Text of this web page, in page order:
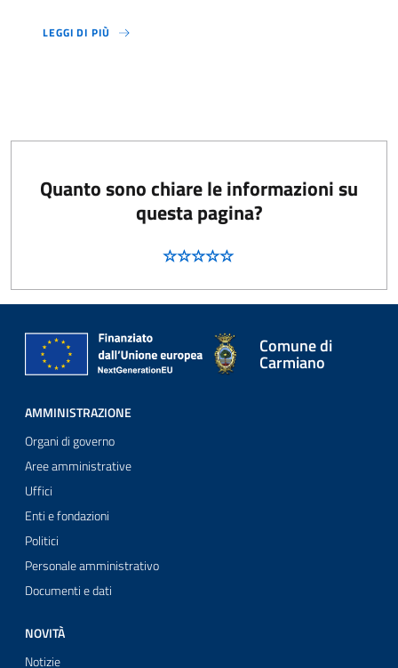
LEGGI DI PIÙ
Quanto sono chiare le informazioni su
questa pagina?
Comune di
Carmiano
AMMINISTRAZIONE
Organi di governo
Aree amministrative
Uffici
Enti e fondazioni
Politici
Personale amministrativo
Documenti e dati
NOVITÀ
Notizie